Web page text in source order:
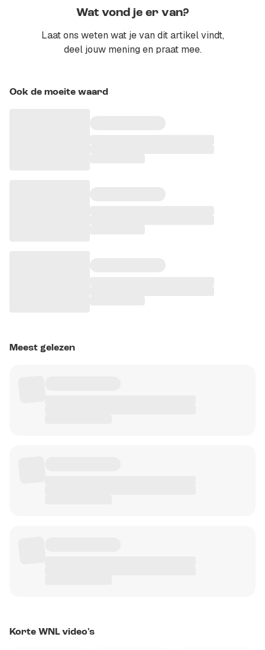
Wat vond je er van?
Laat ons weten wat je van dit artikel vindt,
deel jouw mening en praat mee.
Ook de moeite waard
Meest gelezen
Korte WNL video's